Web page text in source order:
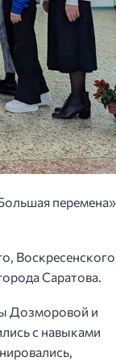
перемена»
Саратова.
Дозморовой и
с навыками